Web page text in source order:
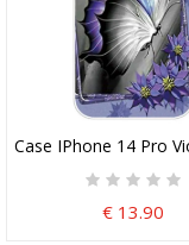
Case IPhone 14 Pro
€ 13.90